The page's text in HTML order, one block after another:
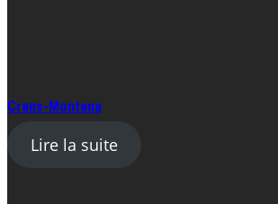
Crans-Montana
Lire la suite